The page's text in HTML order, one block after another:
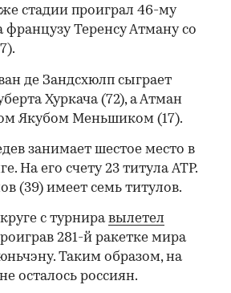
стадии проиграл 46-му
Теренсу Атману со
/ 00:00
де Зандсхюлп сыграет
Хуркача (72), а Атман
Якубом Меньшиком (17).
занимает шестое место в
На его счету 23 титула ATP.
(39) имеет семь титулов.
с турниравылетел
281-й ракетке мира
Таким образом, на
осталось россиян.